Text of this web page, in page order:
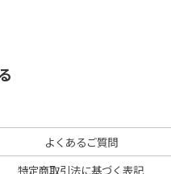
よくあるご質問
特定商取引法に基づく表記